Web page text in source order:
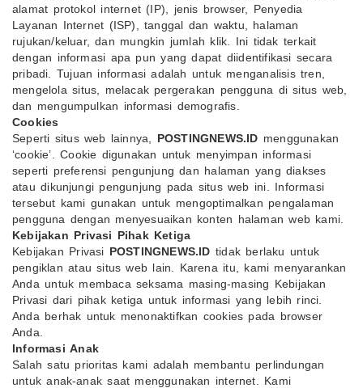
alamat protokol internet (IP), jenis browser, Penyedia
Layanan Internet (ISP), tanggal dan waktu, halaman
rujukan/keluar, dan mungkin jumlah klik. Ini tidak terkait
dengan informasi apa pun yang dapat diidentifikasi secara
pribadi. Tujuan informasi adalah untuk menganalisis tren,
mengelola situs, melacak pergerakan pengguna di situs web,
dan mengumpulkan informasi demografis.
Cookies
Seperti situs web lainnya, POSTINGNEWS.ID menggunakan
‘cookie’. Cookie digunakan untuk menyimpan informasi
seperti preferensi pengunjung dan halaman yang diakses
atau dikunjungi pengunjung pada situs web ini. Informasi
tersebut kami gunakan untuk mengoptimalkan pengalaman
pengguna dengan menyesuaikan konten halaman web kami.
Kebijakan Privasi Pihak Ketiga
Kebijakan Privasi POSTINGNEWS.ID tidak berlaku untuk
pengiklan atau situs web lain. Karena itu, kami menyarankan
Anda untuk membaca seksama masing-masing Kebijakan
Privasi dari pihak ketiga untuk informasi yang lebih rinci.
Anda berhak untuk menonaktifkan cookies pada browser
Anda.
Informasi Anak
Salah satu prioritas kami adalah membantu perlindungan
untuk anak-anak saat menggunakan internet. Kami